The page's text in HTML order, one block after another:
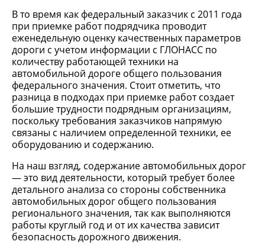
В то время как федеральный заказчик с 2011 года
при приемке работ подрядчика проводит
еженедельную оценку качественных параметров
дороги с учетом информации с ГЛОНАСС по
количеству работающей техники на
автомобильной дороге общего пользования
федерального значения. Стоит отметить, что
разница в подходах при приемке работ создает
большие трудности подрядным организациям,
поскольку требования заказчиков напрямую
связаны с наличием определенной техники, ее
оборудованию и содержанию.
На наш взгляд, содержание автомобильных дорог
— это вид деятельности, который требует более
детального анализа со стороны собственника
автомобильных дорог общего пользования
регионального значения, так как выполняются
работы круглый год и от их качества зависит
безопасность дорожного движения.